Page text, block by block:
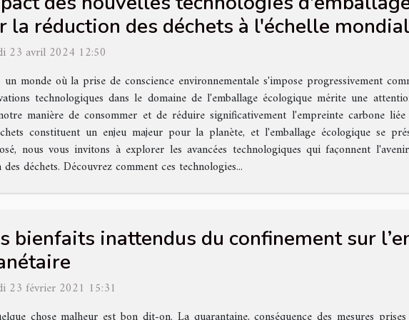
la réduction des déchets à l'échelle
23 avril 2024 12:50
un monde où la prise de conscience environnementale s'impose progressivement
technologiques dans le domaine de l'emballage écologique mérite une
manière de consommer et de réduire significativement l'empreinte carbone
constituent un enjeu majeur pour la planète, et l'emballage écologique se
nous vous invitons à explorer les avancées technologiques qui façonnent
déchets. Découvrez comment ces technologies...
bienfaits inattendus du confinement sur
23 février 2021 15:31